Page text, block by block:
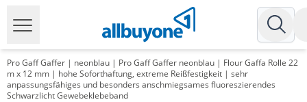
Pro Gaff Gaffer | neonblau | Pro Gaff Gaffer neonblau | Flour Gaffa Rolle 22
m x 12 mm | hohe Soforthaftung, extreme Reißfestigkeit | sehr
anpassungsfähiges und besonders anschmiegsames fluoreszierendes
Schwarzlicht Gewebeklebeband